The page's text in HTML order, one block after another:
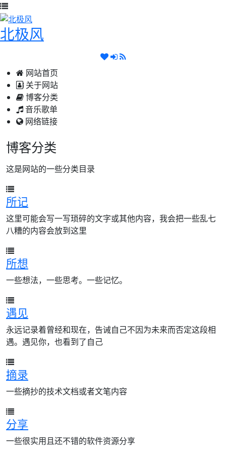
北极风
网站首页
关于网站
博客分类
音乐歌单
网络链接
博客分类
这是网站的一些分类目录
所记
这里可能会写一写琐碎的文字或其他内容，我会把一些乱七
八糟的内容会放到这里
所想
一些想法，一些思考。一些记忆。
遇见
永远记录着曾经和现在，告诫自己不因为未来而否定这段相
遇。遇见你，也看到了自己
摘录
一些摘抄的技术文档或者文笔内容
分享
一些很实用且还不错的软件资源分享